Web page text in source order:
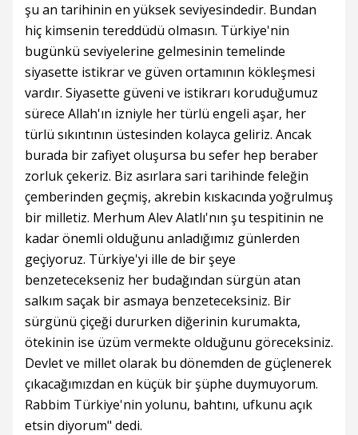
şu an tarihinin en yüksek seviyesindedir. Bundan
hiç kimsenin tereddüdü olmasın. Türkiye'nin
bugünkü seviyelerine gelmesinin temelinde
siyasette istikrar ve güven ortamının kökleşmesi
vardır. Siyasette güveni ve istikrarı koruduğumuz
sürece Allah'ın izniyle her türlü engeli aşar, her
türlü sıkıntının üstesinden kolayca geliriz. Ancak
burada bir zafiyet oluşursa bu sefer hep beraber
zorluk çekeriz. Biz asırlara sari tarihinde feleğin
çemberinden geçmiş, akrebin kıskacında yoğrulmuş
bir milletiz. Merhum Alev Alatlı'nın şu tespitinin ne
kadar önemli olduğunu anladığımız günlerden
geçiyoruz. Türkiye'yi ille de bir şeye
benzetecekseniz her budağından sürgün atan
salkım saçak bir asmaya benzeteceksiniz. Bir
sürgünü çiçeği dururken diğerinin kurumakta,
ötekinin ise üzüm vermekte olduğunu göreceksiniz.
Devlet ve millet olarak bu dönemden de güçlenerek
çıkacağımızdan en küçük bir şüphe duymuyorum.
Rabbim Türkiye'nin yolunu, bahtını, ufkunu açık
etsin diyorum" dedi.